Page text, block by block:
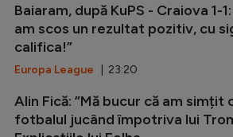
Baiaram, după KuPS - Craiova 1-
am scos un rezultat pozitiv, cu
califica!”
Europa League | 23:20
Alin Fică: ”Mă bucur că am simțit
fotbalul jucând împotriva lui